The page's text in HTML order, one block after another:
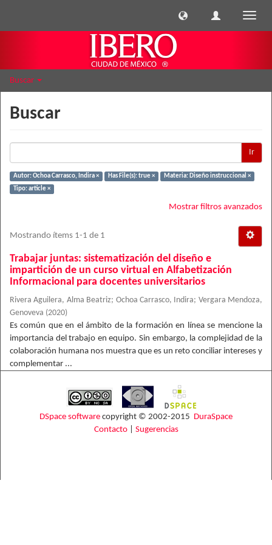
Buscar
Buscar
Ir
Autor: Ochoa Carrasco, Indira × Has File(s): true ×
Materia: Diseño instruccional ×
Tipo: article ×
Mostrar filtros avanzados
Mostrando ítems 1-1 de 1
Trabajar juntas: sistematización del diseño e
impartición de un curso virtual en Alfabetización
Informacional para docentes universitarios
Rivera Aguilera, Alma Beatriz; Ochoa Carrasco, Indira; Vergara Mendoza,
Genoveva (2020)
Es común que en el ámbito de la formación en línea se mencione la
importancia del trabajo en equipo. Sin embargo, la complejidad de la
colaboración humana nos muestra que es un reto conciliar intereses y
complementar ...
DSpace software copyright © 2002-2015 DuraSpace
Contacto| Sugerencias